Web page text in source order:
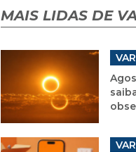
MAIS LIDAS DE